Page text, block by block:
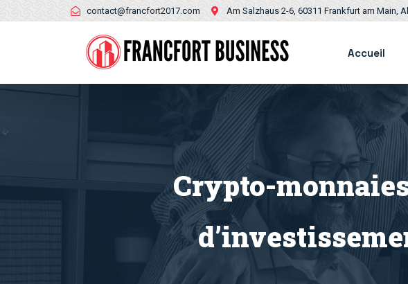
contact@francfort2017.com Am Salzhaus 2-6, 60311 Frankfurt am Main,
Accueil
Crypto-